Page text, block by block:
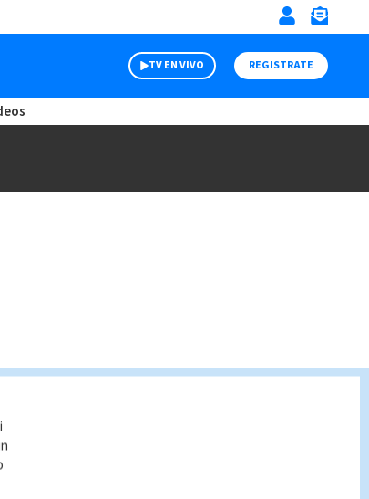
TV EN VIVO REGISTRATE